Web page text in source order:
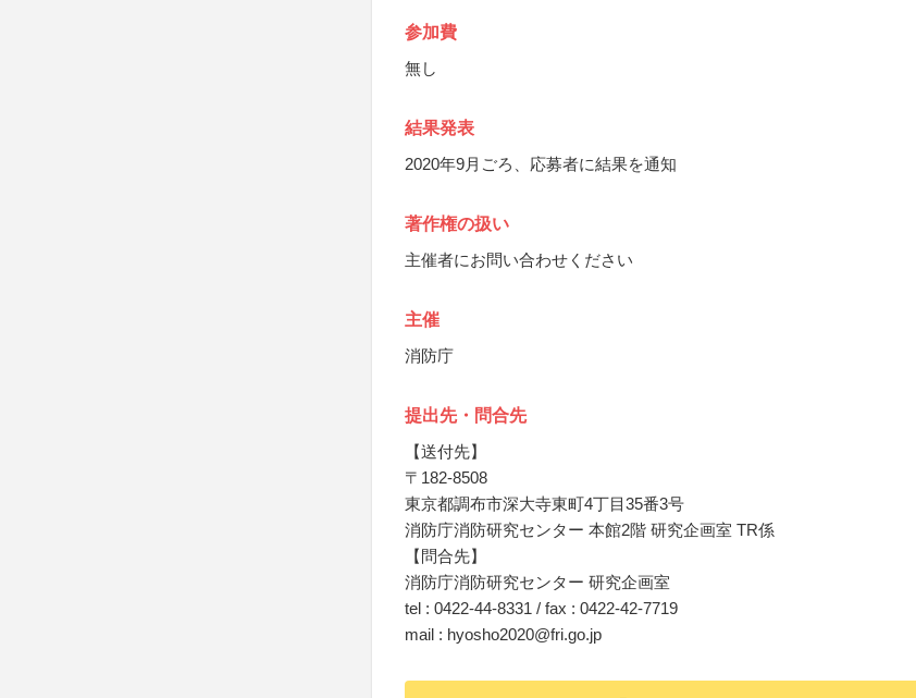
参加費
無し
結果発表
2020年9月ごろ、応募者に結果を通知
著作権の扱い
主催者にお問い合わせください
主催
消防庁
提出先・問合先
【送付先】
〒182-8508
東京都調布市深大寺東町4丁目35番3号
消防庁消防研究センター 本館2階 研究企画室 TR係
【問合先】
消防庁消防研究センター 研究企画室
tel : 0422-44-8331 / fax : 0422-42-7719
mail : hyosho2020@fri.go.jp